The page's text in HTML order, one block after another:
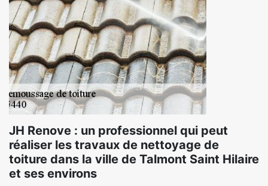
JH Renove : un professionnel qui peut
réaliser les travaux de nettoyage de
toiture dans la ville de Talmont Saint Hilaire
et ses environs